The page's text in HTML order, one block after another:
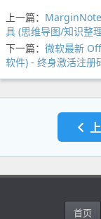
上一篇：
具 (思维导图/知识整
下一篇： 微软最新
软件) - 终身激活注册
首页